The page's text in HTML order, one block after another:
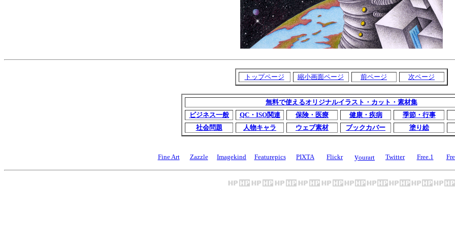
トップページ 縮小画面ページ 前ページ 次ページ
無料で使えるオリジナルイラスト・カット・素材集
ビジネス一般
QC・ISO関連 保険・医療 健康・疾病 季節・行事
社会問題
人物キャラ ウェブ素材 ブックカバー 塗り絵
Fine Art Zazzle Imagekind Featurepics PIXTA Flickr yourart Twitter Free.1